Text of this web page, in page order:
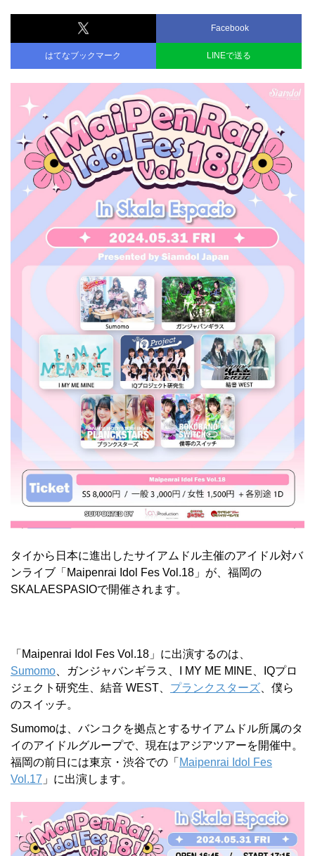
Facebook
はてなブックマーク LINEで送る
タイから日本に進出したサイアムドル主催のアイドル対バ
ンライブ「Maipenrai Idol Fes Vol.18」が、福岡の
SKALAESPASIOで開催されます。
「Maipenrai Idol Fes Vol.18」に出演するのは、
Sumomo、ガンジャバンギラス、I MY ME MINE、IQプロ
ジェクト研究生、結音 WEST、 プランクスターズ、僕ら
のスイッチ。
Sumomoは、バンコクを拠点とするサイアムドル所属のタ
イのアイドルグループで、現在はアジアツアーを開催中。
福岡の前日には東京・渋谷での「 Maipenrai Idol Fes
Vol.17 」に出演します。